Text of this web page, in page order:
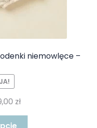
niemowlęce –
złZakres
cen: